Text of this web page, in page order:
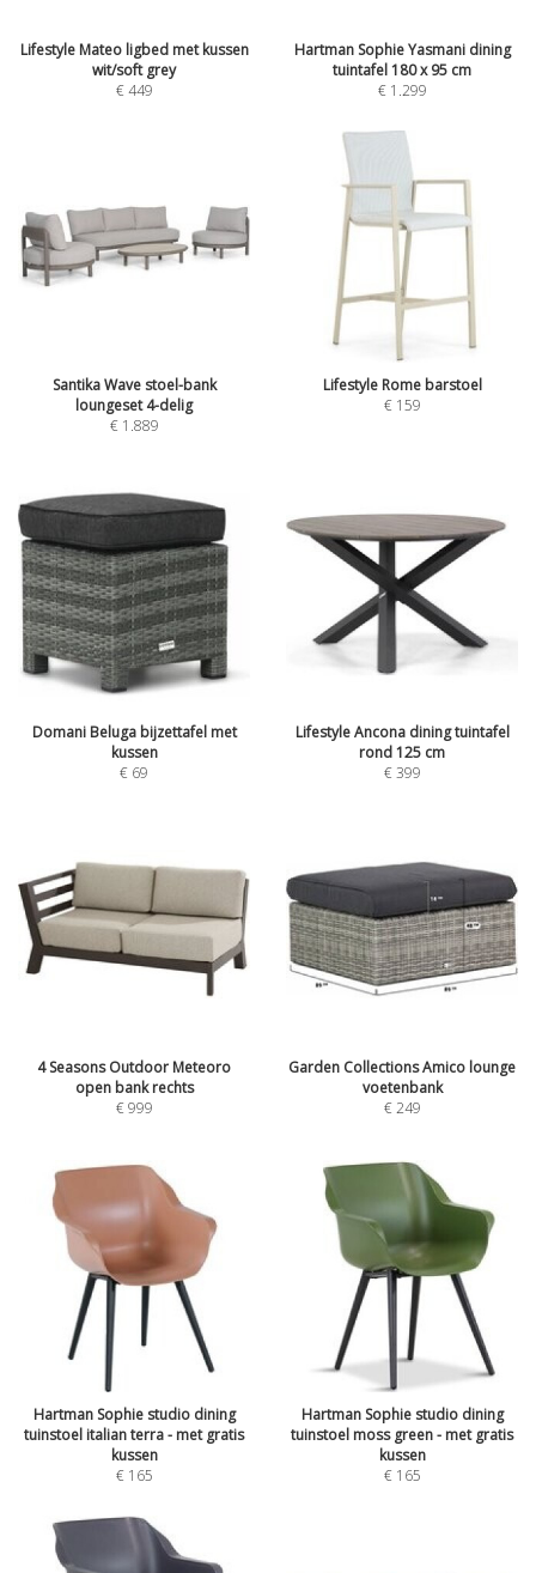
Lifestyle Mateo ligbed met kussen
wit/soft grey
€449
Hartman Sophie Yasmani dining
tuintafel 180 x 95 cm
€ 1.299
Santika Wave stoel-bank
loungeset 4-delig
€ 1.889
Lifestyle Rome barstoel
€ 159
Domani Beluga bijzettafel met
kussen
€ 69
Lifestyle Ancona dining tuintafel
rond 125 cm
€399
4 Seasons Outdoor Meteoro
open bank rechts
€999
Garden Collections Amico lounge
voetenbank
€249
Hartman Sophie studio dining
tuinstoel italian terra - met gratis
kussen
€ 165
Hartman Sophie studio dining
tuinstoel moss green - met gratis
kussen
€ 165